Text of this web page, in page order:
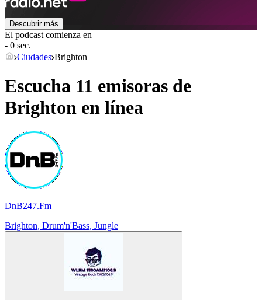
Descubrir más
El podcast comienza en
- 0 sec.
Ciudades Brighton
Escucha 11 emisoras de
Brighton en línea
DnB247.Fm
Brighton, Drum'n'Bass, Jungle